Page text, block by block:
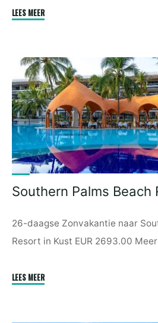
LEES MEER"Startpakket
Southern Palms Beach
26-daagse Zonvakantie naar
Resort in Kust EUR 2693.00
LEES MEER"Southern